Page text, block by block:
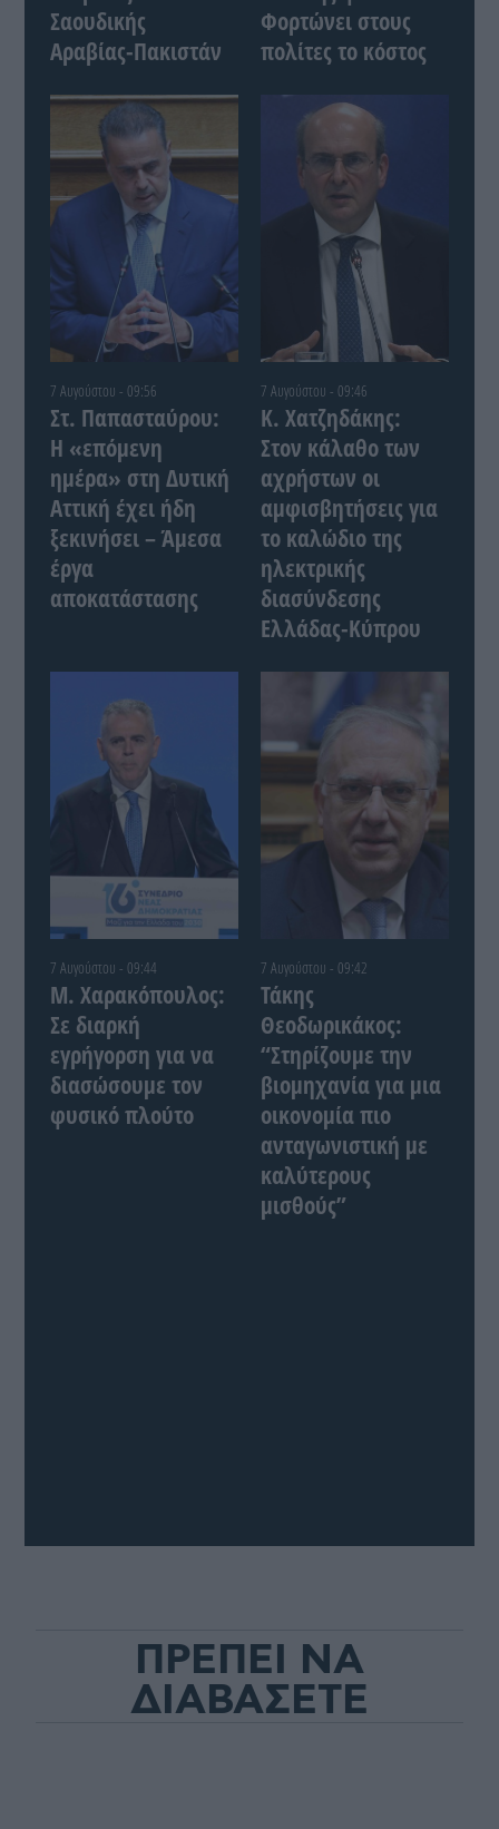
Σαουδικής
Αραβίας-Πακιστάν
Φορτώνει στους
πολίτες το κόστος
7 Αυγούστου - 09:56
Στ. Παπασταύρου:
Η «επόμενη
ημέρα» στη Δυτική
Αττική έχει ήδη
ξεκινήσει – Άμεσα
έργα
αποκατάστασης
7 Αυγούστου - 09:46
Κ. Χατζηδάκης:
Στον κάλαθο των
αχρήστων οι
αμφισβητήσεις για
το καλώδιο της
ηλεκτρικής
διασύνδεσης
Ελλάδας-Κύπρου
7 Αυγούστου - 09:44
Μ. Χαρακόπουλος:
Σε διαρκή
εγρήγορση για να
διασώσουμε τον
φυσικό πλούτο
7 Αυγούστου - 09:42
Τάκης
Θεοδωρικάκος:
“Στηρίζουμε την
βιομηχανία για μια
οικονομία πιο
ανταγωνιστική με
καλύτερους
μισθούς”
ΠΡΕΠΕΙ ΝΑ
ΔΙΑΒΑΣΕΤΕ